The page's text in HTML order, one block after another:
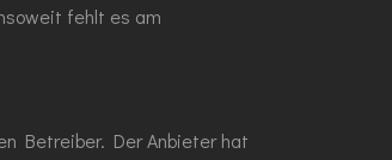
fehlt es am
Betreiber. Der Anbieter hat